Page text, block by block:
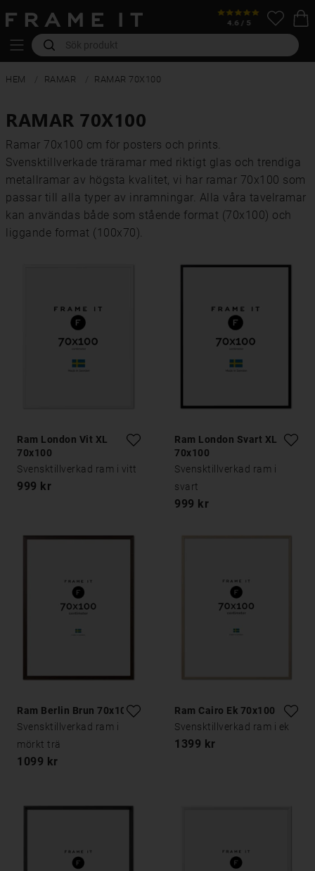
HEM RAMAR RAMAR 70X100
RAMAR 70X100
Ramar 70x100 cm för posters och prints.
Svensktillverkade träramar med riktigt glas och trendiga
metallramar av högsta kvalitet, vi har ramar 70x100 som
passar till alla typer av inramningar. Alla våra tavelramar
kan användas både som stående format (70x100) och
liggande format (100x70).
Ram London Vit XL
70x100
Svensktillverkad ram i vitt
999 kr
Ram London Svart XL
70x100
Svensktillverkad ram i
svart
999 kr
Ram Berlin Brun 70x100
Svensktillverkad ram i
mörkt trä
1099 kr
Ram Cairo Ek 70x100
Svensktillverkad ram i ek
1399 kr